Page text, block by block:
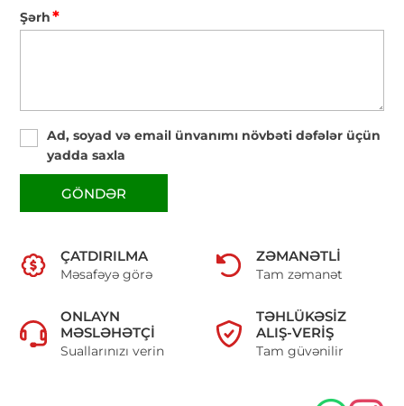
Şərh*
Ad, soyad və email ünvanımı növbəti dəfələr üçün
yadda saxla
GÖNDƏR
ÇATDIRILMA
Məsafəyə görə
ZƏMANƏTLI
Tam zəmanət
ONLAYN
MƏSLƏHƏTÇI
Suallarınızı verin
TƏHLÜKƏSIZ
ALIŞ-VERIŞ
Tam güvənilir